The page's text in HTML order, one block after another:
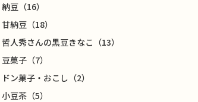
納豆 （16）
甘納豆 （18）
哲人秀さんの黒豆きなこ （13）
豆菓子 （7）
ドン菓子・おこし （2）
小豆茶 （5）